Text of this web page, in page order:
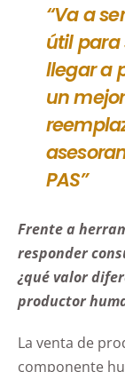
“Va a
útil para
llegar a
un
PAS”
Frente a
responder
¿qué valor
productor
La venta de
componente